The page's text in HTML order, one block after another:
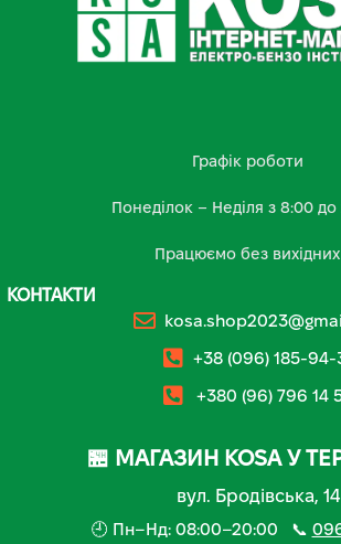
Графік роботи
Понеділок – Неділя з 8:00
Працюємо без вихідних
КОНТАКТИ
+38 (096) 185-94-
+380 (96) 796 14
🏪 МАГАЗИН KOSA У
вул. Бродівська, 14
🕘 Пн–Нд: 08:00–20:00 📞